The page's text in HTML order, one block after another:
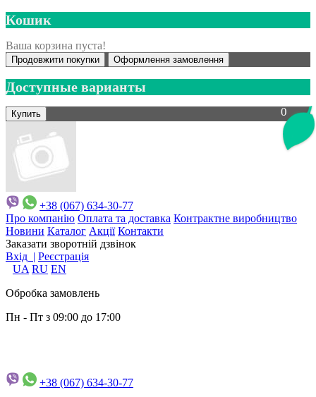
Кошик
Ваша корзина пуста!
Продовжити покупки Оформлення замовлення
0
Доступные варианты
+38 (067) 634-30-77
Про компанію Оплата та доставка Контрактне виробництво
Новини Каталог Акції Контакти
Заказати зворотній дзвінок
Вхід | Реєстрація
UA RU EN
Обробка замовлень
Пн - Пт з 09:00 до 17:00
+38 (067) 634-30-77